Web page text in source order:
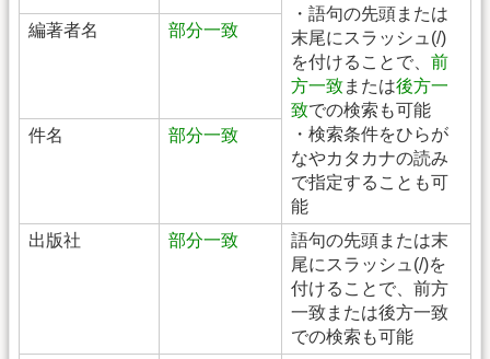
・語句の先頭または
末尾にスラッシュ(/)
を付けることで、 前
方一致または後方一
致での検索も可能
・検索条件をひらが
なやカタカナの読み
で指定することも可
能
編著者名 部分一致
件名 部分一致
出版社 部分一致
語句の先頭または末
尾にスラッシュ(/)を
付けることで、前方
一致または後方一致
での検索も可能